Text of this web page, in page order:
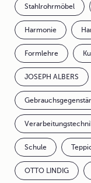
Stahlrohrmöbel
Harmonie
Formlehre
JOSEPH ALBERS
Schule
OTTO LINDIG